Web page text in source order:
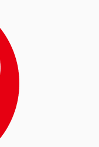
de los
del